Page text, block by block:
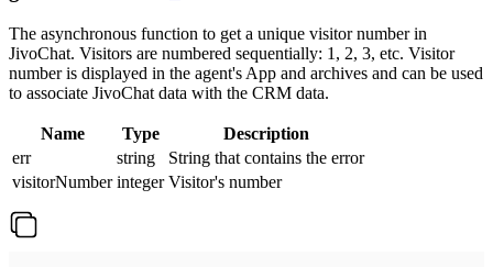
The asynchronous function to get a unique visitor number in
JivoChat. Visitors are numbered sequentially: 1, 2, 3, etc. Visitor
number is displayed in the agent's App and archives and can be used
to associate JivoChat data with the CRM data.
Name Type
Description
err
string
String that contains the error
visitorNumber integer Visitor's number